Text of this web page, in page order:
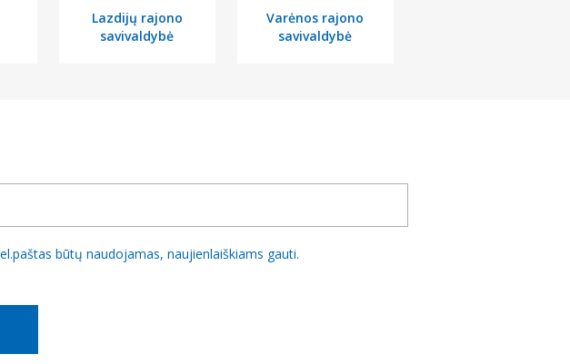
Lazdijų rajono
savivaldybė
Varėnos rajono
savivaldybė
būtų naudojamas, naujienlaiškiams gauti.